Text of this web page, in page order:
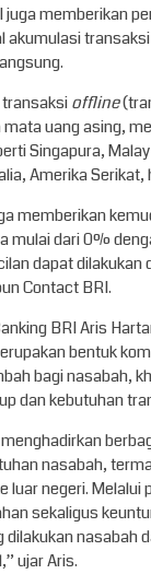
memberikan
akumulasi
offline
uang asing,
Singapura,
Amerika Serikat,
memberikan
mulai dari 0%
dapat dilakukan
Contact BRI.
BRI Aris
bentuk
bagi nasabah,
dan kebutuhan
nasabah,
luar negeri. Melalui
sekaligus
nasabah
ujar Aris.